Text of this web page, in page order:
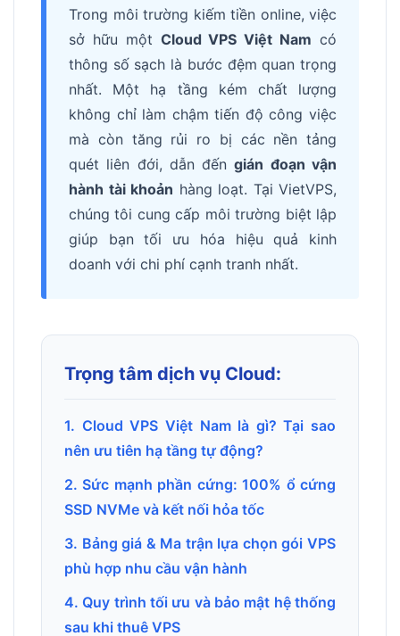
Trong môi trường kiếm tiền online, việc
sở hữu một Cloud VPS Việt Nam có
thông số sạch là bước đệm quan trọng
nhất. Một hạ tầng kém chất lượng
không chỉ làm chậm tiến độ công việc
mà còn tăng rủi ro bị các nền tảng
quét liên đới, dẫn đếngián đoạn vận
hành tài khoản hàng loạt. Tại VietVPS,
chúng tôi cung cấp môi trường biệt lập
giúp bạn tối ưu hóa hiệu quả kinh
doanh với chi phí cạnh tranh nhất.
Trọng tâm dịch vụ Cloud:
1. Cloud VPS Việt Nam là gì? Tại sao
nên ưu tiên hạ tầng tự động?
2. Sức mạnh phần cứng: 100% ổ cứng
SSD NVMe và kết nối hỏa tốc
3. Bảng giá & Ma trận lựa chọn gói VPS
phù hợp nhu cầu vận hành
4. Quy trình tối ưu và bảo mật hệ thống
sau khi thuê VPS